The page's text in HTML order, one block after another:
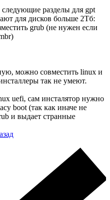
разделы для gpt
для дисков больше 2Тб:
grub (не нужен если
можно совместить linux и
так не умеют.
uefi, сам инсталятор нужно
boot (так как иначе не
и выдает странные